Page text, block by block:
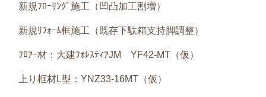
新規ﾌﾛｰﾘﾝｸﾞ施工（凹凸加工割増）
新規ﾘﾌｫｰﾑ框施工（既存下駄箱支持脚調整）
ﾌﾛｱｰ材：大建ﾌｫﾚｽﾃｨｱJM YF42-MT（仮）
上り框材L型：YNZ33-16MT（仮）